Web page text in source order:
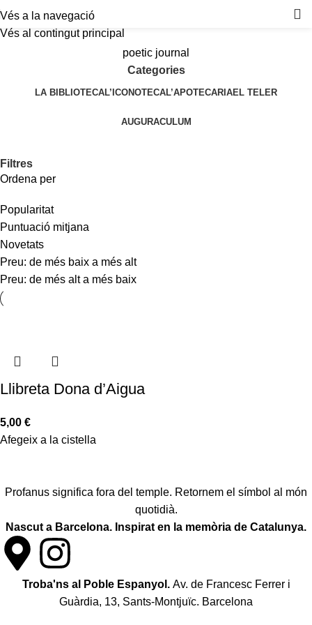
Vés a la navegació
Vés al contingut principal
poetic journal
Categories
LA BIBLIOTECAL’ICONOTECAL’APOTECARIAEL TELER
AUGURACULUM
Filtres
Ordena per
Popularitat
Puntuació mitjana
Novetats
Preu: de més baix a més alt
Preu: de més alt a més baix
Llibreta Dona d’Aigua
5,00 €
Afegeix a la cistella
Profanus significa fora del temple. Retornem el símbol al món
quotidià.
Nascut a Barcelona. Inspirat en la memòria de Catalunya.
Troba'ns al Poble Espanyol. Av. de Francesc Ferrer i
Guàrdia, 13, Sants-Montjuïc. Barcelona